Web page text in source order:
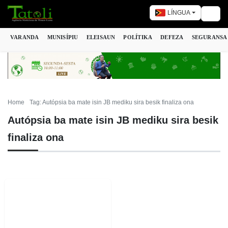
LÍNGUA
VARANDA MUNISÍPIU ELEISAUN POLÍTIKA DEFEZA SEGURANSA
Home Tag: Autópsia ba mate isin JB mediku sira besik finaliza ona
Autópsia ba mate isin JB mediku sira besik
finaliza ona